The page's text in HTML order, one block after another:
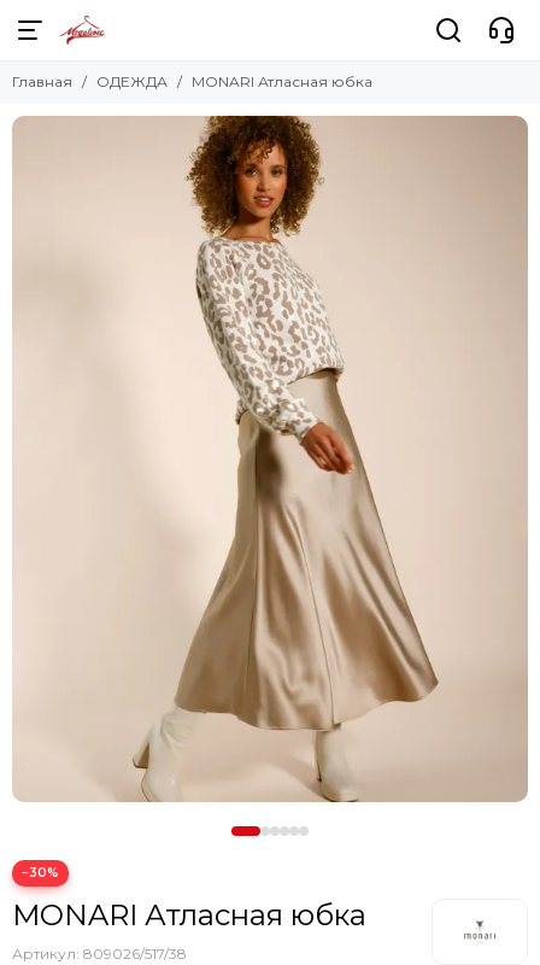
Главная ОДЕЖДА MONARI Атласная юбка
−30%
MONARI Атласная юбка
Артикул: 809026/517/38